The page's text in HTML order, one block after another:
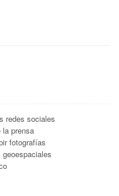
redes sociales
prensa
fotografías